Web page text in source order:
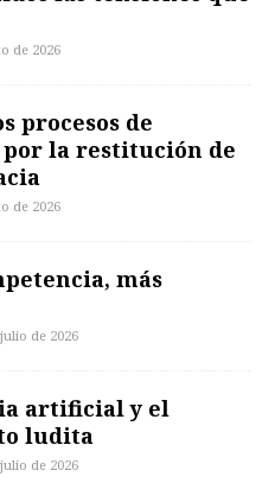
de 2026
procesos de
la restitución de
de 2026
más
de 2026
artificial y el
ludita
de 2026